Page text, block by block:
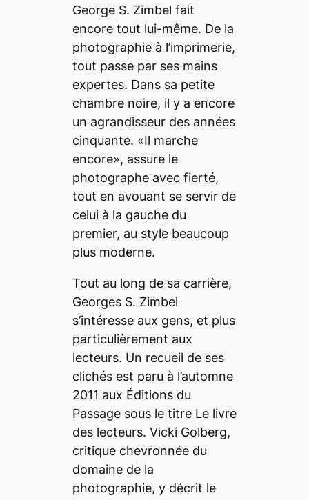
George S. Zimbel fait
encore tout lui-même. De la
photographie à l’imprimerie,
tout passe par ses mains
expertes. Dans sa petite
chambre noire, il y a encore
un agrandisseur des années
cinquante. «Il marche
encore», assure le
photographe avec fierté,
tout en avouant se servir de
celui à la gauche du
premier, au style beaucoup
plus moderne.
Tout au long de sa carrière,
Georges S. Zimbel
s’intéresse aux gens, et plus
particulièrement aux
lecteurs. Un recueil de ses
clichés est paru à l’automne
2011 aux Éditions du
Passage sous le titre Le livre
des lecteurs. Vicki Golberg,
critique chevronnée du
domaine de la
photographie, y décrit le